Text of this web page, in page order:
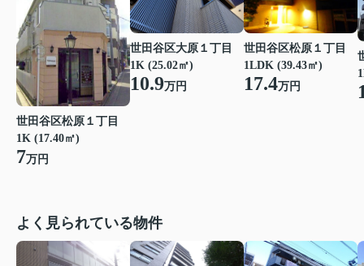
世田谷区松原１丁目
1K (17.40㎡)
7万円
世田谷区大原１丁目
1K (25.02㎡)
10.9万円
世田谷区松原１丁目
1LDK (39.43㎡)
17.4万円
よく見られている物件